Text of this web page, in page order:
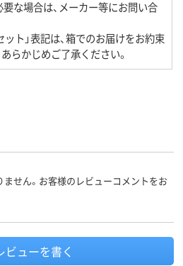
な場合は、メーカー等にお問い合
ット」表記は、箱でのお届けをお約束
らかじめご了承ください。
せん。お客様のレビューコメントをお
ビューを書く